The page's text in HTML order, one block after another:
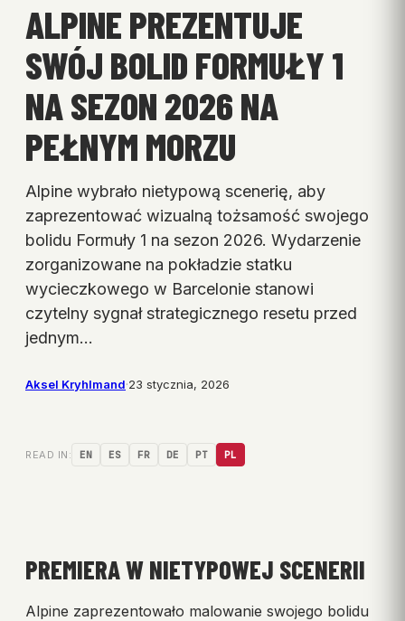
ALPINE PREZENTUJE
SWÓJ BOLID FORMUŁY 1
NA SEZON 2026 NA
PEŁNYM MORZU
Alpine wybrało nietypową scenerię, aby
zaprezentować wizualną tożsamość swojego
bolidu Formuły 1 na sezon 2026. Wydarzenie
zorganizowane na pokładzie statku
wycieczkowego w Barcelonie stanowi
czytelny sygnał strategicznego resetu przed
jednym…
Aksel Kryhlmand·23 stycznia, 2026
READ IN: EN ES FR DE PT PL
PREMIERA W NIETYPOWEJ SCENERII
Alpine zaprezentowało malowanie swojego bolidu